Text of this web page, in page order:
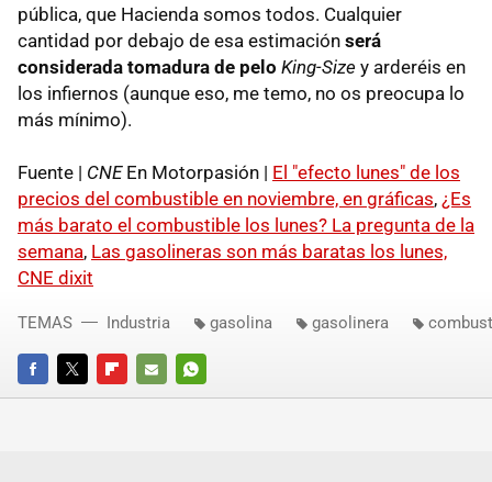
pública, que Hacienda somos todos. Cualquier
cantidad por debajo de esa estimación será
considerada tomadura de pelo King-Size y arderéis en
los infiernos (aunque eso, me temo, no os preocupa lo
más mínimo).
Fuente | CNEEn Motorpasión | El "efecto lunes" de los
precios del combustible en noviembre, en gráficas, ¿Es
más barato el combustible los lunes? La pregunta de la
semana, Las gasolineras son más baratas los lunes,
CNE dixit
FACEBOOKTWITTERFLIPBOARD
E-
WHATSAPP
TEMAS Industria gasolina gasolinera